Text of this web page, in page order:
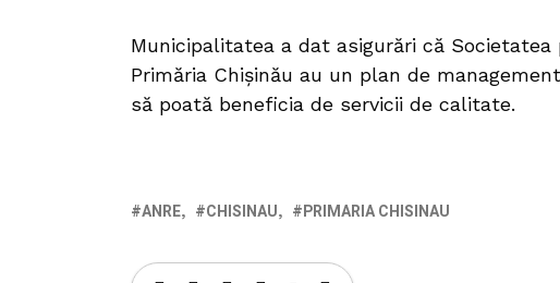
Municipalitatea a dat asigurări că Societatea
Primăria Chișinău au un plan de
să poată beneficia de servicii de calitate.
ANRE CHISINAU PRIMARIA CHISINAU